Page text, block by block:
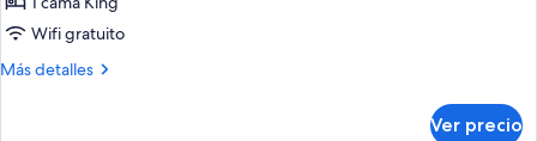
1
King
Wifi gratuito
Más detalles
Más
Ver precio